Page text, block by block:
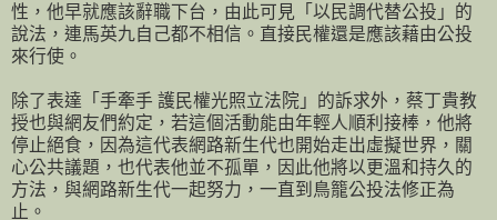
性，他早就應該辭職下台，由此可見「以民調代替公投」的
說法，連馬英九自己都不相信。直接民權還是應該藉由公投
來行使。
除了表達「手牽手 護民權光照立法院」的訴求外，蔡丁貴教
授也與網友們約定，若這個活動能由年輕人順利接棒，他將
停止絕食，因為這代表網路新生代也開始走出虛擬世界，關
心公共議題，也代表他並不孤單，因此他將以更溫和持久的
方法，與網路新生代一起努力，一直到鳥籠公投法修正為
止。